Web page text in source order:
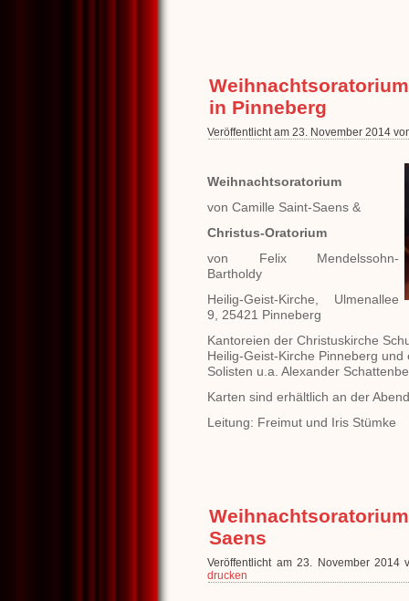
in Pinneberg
Veröffentlicht am 23. November 2014
Weihnachtsoratorium
von Camille Saint-Saens &
Christus-Oratorium
von Felix Mendelssohn-
Bartholdy
Heilig-Geist-Kirche, Ulmenallee
9, 25421 Pinneberg
Kantoreien der Christuskirche
Heilig-Geist-Kirche Pinneberg und
Solisten u.a. Alexander
Karten sind erhältlich an der
Leitung: Freimut und Iris Stümke
Saens
Veröffentlicht am 23. November
drucken